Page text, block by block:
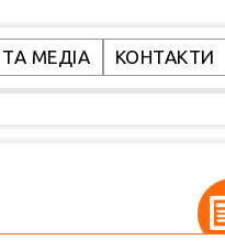
МЕДІА КОНТАКТИ